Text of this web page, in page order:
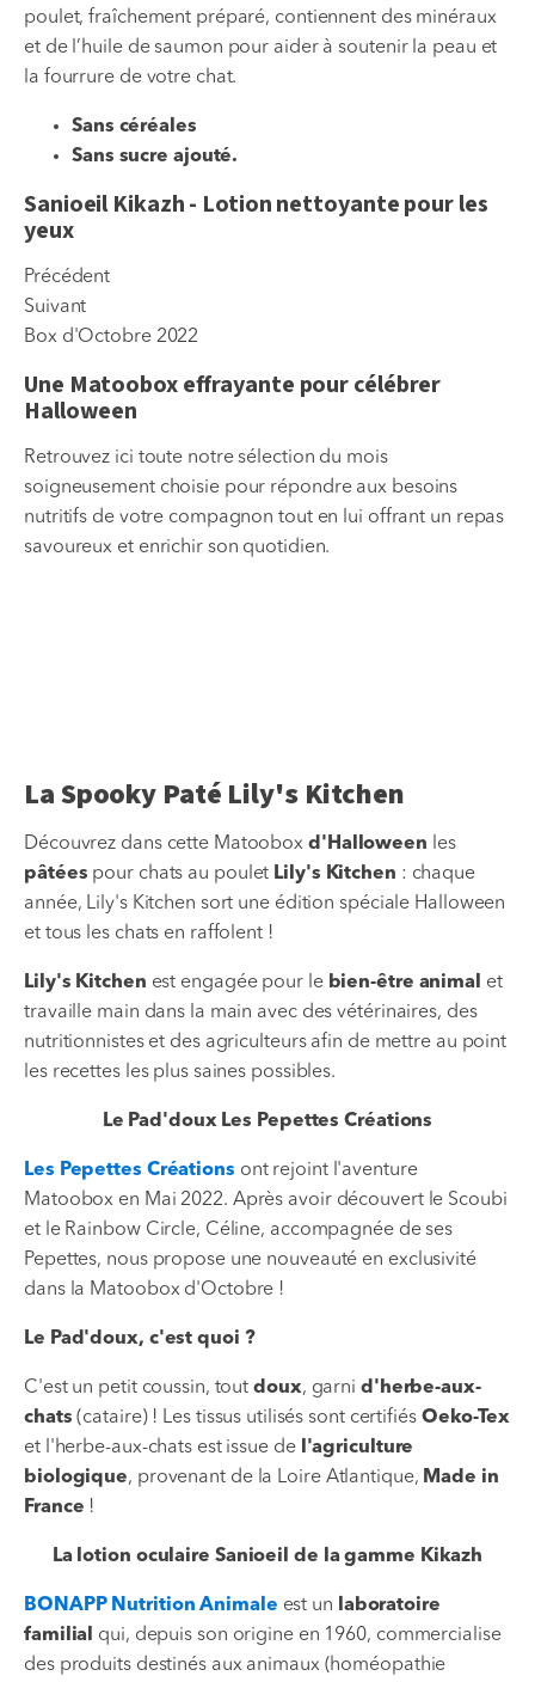
poulet, fraîchement préparé, contiennent des minéraux
et de l’huile de saumon pour aider à soutenir la peau et
la fourrure de votre chat.
Sans céréales
Sans sucre ajouté.
Sanioeil Kikazh - Lotion nettoyante pour les
yeux
Précédent
Suivant
Box d'Octobre 2022
Une Matoobox effrayante pour célébrer
Halloween
Retrouvez ici toute notre sélection du mois
soigneusement choisie pour répondre aux besoins
nutritifs de votre compagnon tout en lui offrant un repas
savoureux et enrichir son quotidien.
La Spooky Paté Lily's Kitchen
Découvrez dans cette Matoobox d'Halloween les
pâtées pour chats au poulet Lily's Kitchen : chaque
année, Lily's Kitchen sort une édition spéciale Halloween
et tous les chats en raffolent !
Lily's Kitchen est engagée pour le bien-être animal et
travaille main dans la main avec des vétérinaires, des
nutritionnistes et des agriculteurs afin de mettre au point
les recettes les plus saines possibles.
Le Pad'doux Les Pepettes Créations
Les Pepettes Créations ont rejoint l'aventure
Matoobox en Mai 2022. Après avoir découvert le Scoubi
et le Rainbow Circle, Céline, accompagnée de ses
Pepettes, nous propose une nouveauté en exclusivité
dans la Matoobox d'Octobre !
Le Pad'doux, c'est quoi ?
C'est un petit coussin, toutdoux, garni d'herbe-aux-
chats (cataire) ! Les tissus utilisés sont certifiés Oeko-Tex
et l'herbe-aux-chats est issue de l'agriculture
biologique, provenant de la Loire Atlantique, Made in
France !
La lotion oculaire Sanioeil de la gamme Kikazh
BONAPP Nutrition Animale est un laboratoire
familial qui, depuis son origine en 1960, commercialise
des produits destinés aux animaux (homéopathie